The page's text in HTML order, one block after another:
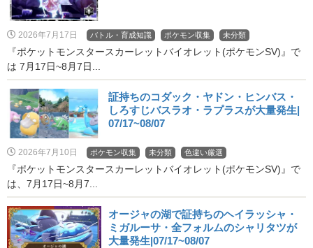
2026年7月17日 バトル・育成知識 ポケモン収集 未分類
『ポケットモンスタースカーレットバイオレット(ポケモンSV)』で
は 7月17日~8月7日...
証持ちのコダック・ヤドン・ヒンバス・
しろすじバスラオ・ラプラスが大量発生|
07/17~08/07
2026年7月10日 ポケモン収集 未分類 色違い厳選
『ポケットモンスタースカーレットバイオレット(ポケモンSV)』で
は、7月17日~8月7...
オージャの湖で証持ちのヘイラッシャ・
ミガルーサ・全フォルムのシャリタツが
大量発生|07/17~08/07